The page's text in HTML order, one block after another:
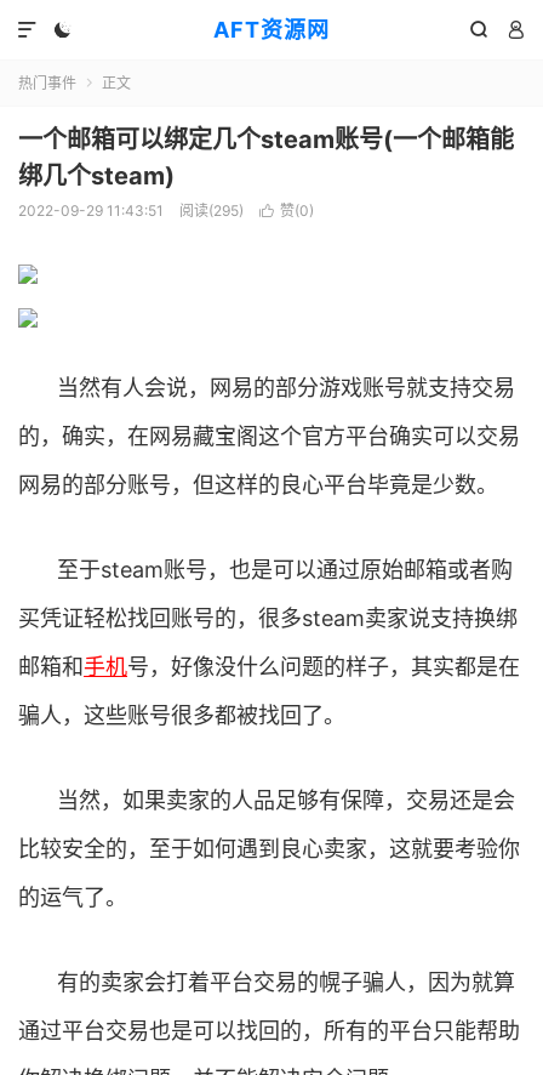
AFT资源网
  

热门事件  正文
一个邮箱可以绑定几个steam账号(一个邮箱能
绑几个steam)
2022-09-29 11:43:51 阅读(295)  赞(0)
当然有人会说，网易的部分游戏账号就支持交易
的，确实，在网易藏宝阁这个官方平台确实可以交易
网易的部分账号，但这样的良心平台毕竟是少数。
至于steam账号，也是可以通过原始邮箱或者购
买凭证轻松找回账号的，很多steam卖家说支持换绑
邮箱和手机号，好像没什么问题的样子，其实都是在
骗人，这些账号很多都被找回了。
当然，如果卖家的人品足够有保障，交易还是会
比较安全的，至于如何遇到良心卖家，这就要考验你
的运气了。
有的卖家会打着平台交易的幌子骗人，因为就算
通过平台交易也是可以找回的，所有的平台只能帮助